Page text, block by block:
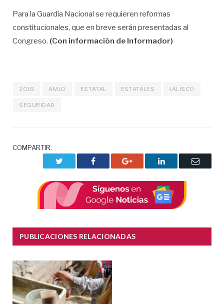
Para la Guardia Nacional se requieren reformas
constitucionales, que en breve serán presentadas al
Congreso. (Con información de Informador)
2018 AMLO ESTATAL ESTATALES JALISCO
SEGURIDAD
COMPARTIR.
Facebook Google+ LinkedIn
Correo
PUBLICACIONES RELACIONADAS